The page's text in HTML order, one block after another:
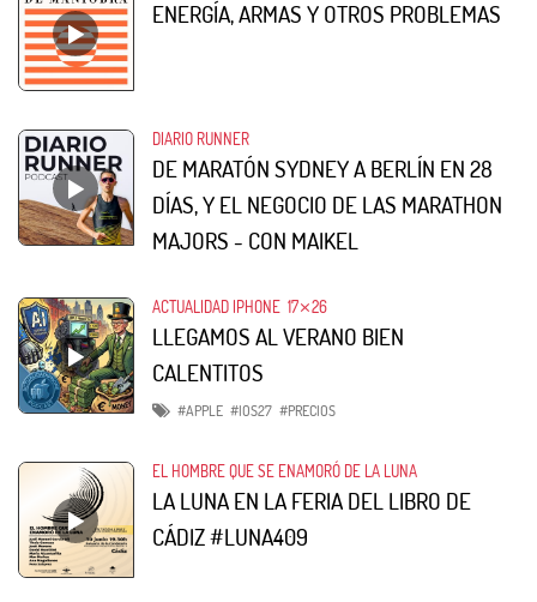
ENERGÍA, ARMAS Y OTROS PROBLEMAS
DIARIO RUNNER
DE MARATÓN SYDNEY A BERLÍN EN 28
DÍAS, Y EL NEGOCIO DE LAS MARATHON
MAJORS - CON MAIKEL
ACTUALIDAD IPHONE 17⨯26
LLEGAMOS AL VERANO BIEN
CALENTITOS
#APPLE #IOS27 #PRECIOS
EL HOMBRE QUE SE ENAMORÓ DE LA LUNA
LA LUNA EN LA FERIA DEL LIBRO DE
CÁDIZ #LUNA409